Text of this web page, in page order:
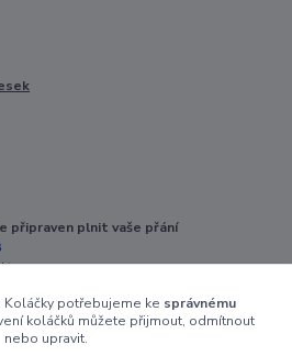
připraven plnit vaše přání
Koláčky potřebujeme ke správnému
koláčků můžete přijmout, odmítnout
nebo upravit.